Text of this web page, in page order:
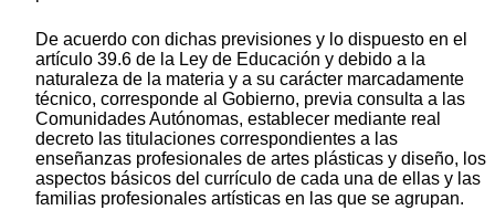
De acuerdo con dichas previsiones y lo dispuesto en el
artículo 39.6 de la Ley de Educación y debido a la
naturaleza de la materia y a su carácter marcadamente
técnico, corresponde al Gobierno, previa consulta a las
Comunidades Autónomas, establecer mediante real
decreto las titulaciones correspondientes a las
enseñanzas profesionales de artes plásticas y diseño, los
aspectos básicos del currículo de cada una de ellas y las
familias profesionales artísticas en las que se agrupan.